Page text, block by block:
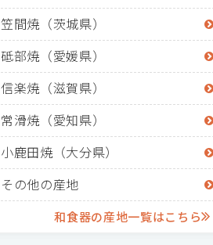
笠間焼（茨城県）
砥部焼（愛媛県）
信楽焼（滋賀県）
常滑焼（愛知県）
小鹿田焼（大分県）
その他の産地
和食器の産地一覧はこちら